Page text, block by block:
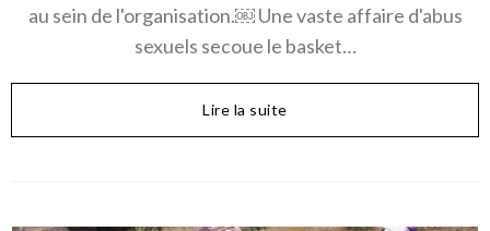
au sein de l'organisation.￼ Une vaste affaire d'abus
sexuels secoue le basket…
Lire la suite